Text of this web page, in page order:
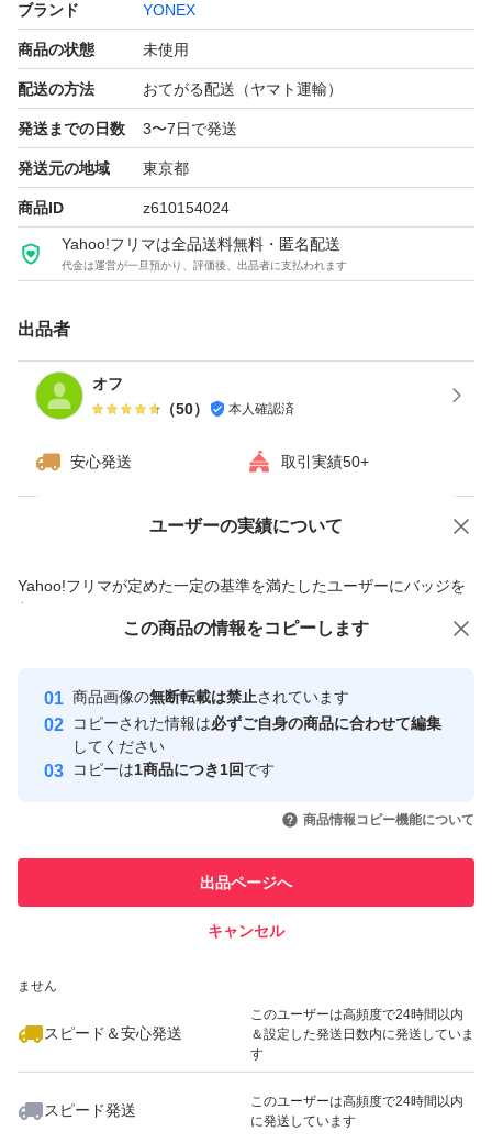
ブランド YONEX
商品の状態 未使用
配送の方法 おてがる配送（ヤマト運輸）
発送までの日数 3〜7日で発送
発送元の地域 東京都
商品ID z610154024
Yahoo!フリマは全品送料無料・匿名配送
代金は運営が一旦預かり、評価後、出品者に支払われます
出品者
オフ
（50） 本人確認済
安心発送 取引実績50+
ユーザーの実績について
Yahoo!フリマが定めた一定の基準を満たしたユーザーにバッジを
付与しています
安心取引出品者
心・安全なユーザーです
取引実績
引を完了させた実績があります
での取引実績があります
ません
スピード＆安心発送
このユーザーは高頻度で24時間以内
＆設定した発送日数内に発送していま
す
スピード発送
このユーザーは高頻度で24時間以内
に発送しています
価格の相談 商品への質問
この商品の情報をコピーします
商品画像の無断転載は禁止されています
コピーされた情報は必ずご自身の商品に合わせて編集
してください
コピーは1商品につき1回です
商品情報コピー機能について
出品ページへ
キャンセル
この商品をみている人にオススメ
いいね！
59,800